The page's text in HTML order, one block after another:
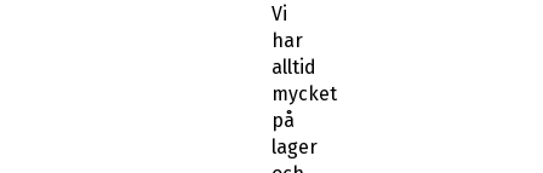
Vi
har
alltid
mycket
på
lager